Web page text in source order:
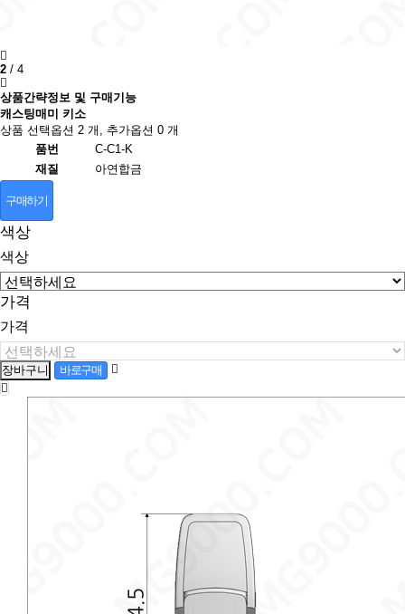
2 / 4
상품간략정보 및 구매기능
캐스팅매미 키소
상품 선택옵션 2 개, 추가옵션 0 개
품번
C-C1-K
재질
아연합금
구매하기
색상
색상
가격
가격